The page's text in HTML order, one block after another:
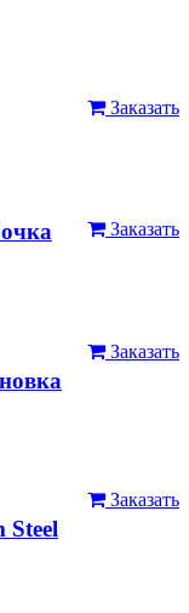
Заказать
Заказать
Заказать
Заказать
Steel